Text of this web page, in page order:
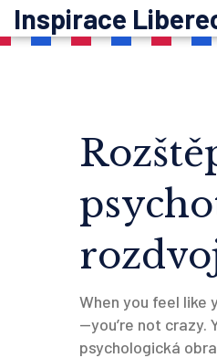
When you feel like
—you’re not crazy.
psychologická